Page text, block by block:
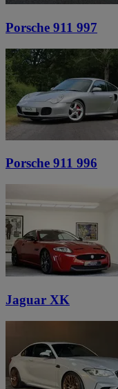
Porsche 911 997
Porsche 911 996
Jaguar XK